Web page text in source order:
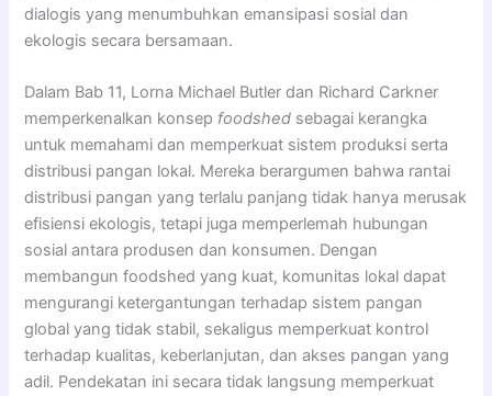
dialogis yang menumbuhkan emansipasi sosial dan
ekologis secara bersamaan.
Dalam Bab 11, Lorna Michael Butler dan Richard Carkner
memperkenalkan konsep foodshed sebagai kerangka
untuk memahami dan memperkuat sistem produksi serta
distribusi pangan lokal. Mereka berargumen bahwa rantai
distribusi pangan yang terlalu panjang tidak hanya merusak
efisiensi ekologis, tetapi juga memperlemah hubungan
sosial antara produsen dan konsumen. Dengan
membangun foodshed yang kuat, komunitas lokal dapat
mengurangi ketergantungan terhadap sistem pangan
global yang tidak stabil, sekaligus memperkuat kontrol
terhadap kualitas, keberlanjutan, dan akses pangan yang
adil. Pendekatan ini secara tidak langsung memperkuat